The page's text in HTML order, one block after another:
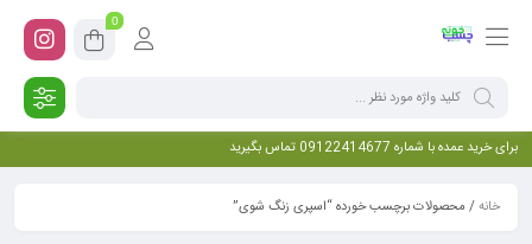
0
برای خرید عمده با شماره 09122414677 تماس بگیرید
خانه/ محصولات برچسب خورده “اسپری زنگ شوی”